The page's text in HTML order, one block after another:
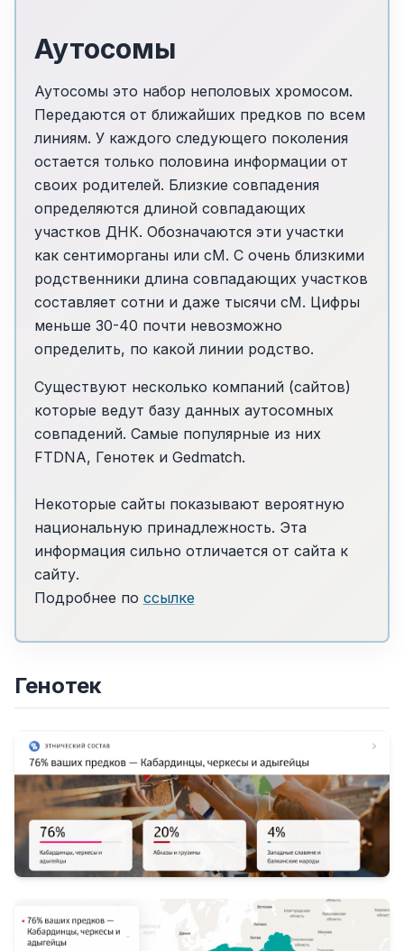
Аутосомы
Аутосомы это набор неполовых хромосом.
Передаются от ближайших предков по всем
линиям. У каждого следующего поколения
остается только половина информации от
своих родителей. Близкие совпадения
определяются длиной совпадающих
участков ДНК. Обозначаются эти участки
как сентиморганы или сМ. С очень близкими
родственники длина совпадающих участков
составляет сотни и даже тысячи cM. Цифры
меньше 30-40 почти невозможно
определить, по какой линии родство.
Существуют несколько компаний (сайтов)
которые ведут базу данных аутосомных
совпадений. Самые популярные из них
FTDNA, Генотек и Gedmatch.
Некоторые сайты показывают вероятную
национальную принадлежность. Эта
информация сильно отличается от сайта к
сайту.
Подробнее по ссылке
Генотек